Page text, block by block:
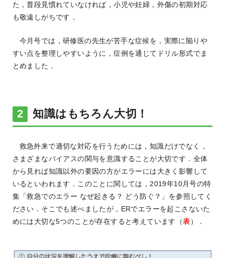
た，普段見慣れていなければ，小児や妊婦，外傷の初期対応
も敬遠しがちです．
今月号では，研修医の先生が苦手な症候を，実際に陥りや
すい点を整理しやすいように，症例を通じてドリル形式でま
とめました．
知識はもちろん大切！
救急外来で適切な対応を行うためには，知識だけでなく，
さまざまなバイアスの関与を意識することが大切です．全体
から見れば知識以外の要因の方がエラーには大きく影響して
いるといわれます．このことに関しては，2019年10月号の特
集「救急でのエラー なぜ起きる？ どう防ぐ？」を参照してく
ださい．そこでも述べましたが，ERでエラーを起こさないた
めには大切な5つのことが存在すると考えています（表）．